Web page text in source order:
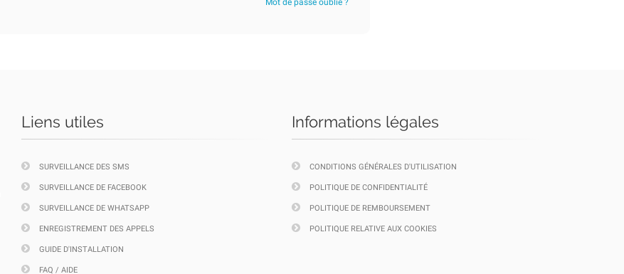
Mot de passe oublié ?
Liens utiles
SURVEILLANCE DES SMS
SURVEILLANCE DE FACEBOOK
SURVEILLANCE DE WHATSAPP
ENREGISTREMENT DES APPELS
GUIDE D'INSTALLATION
FAQ / AIDE
Informations légales
CONDITIONS GÉNÉRALES D'UTILISATION
POLITIQUE DE CONFIDENTIALITÉ
POLITIQUE DE REMBOURSEMENT
POLITIQUE RELATIVE AUX COOKIES